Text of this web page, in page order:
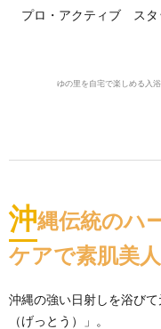
プロ・アクティブ ス
ゆの里を自宅で楽しめる入
沖縄伝統のハ
ケアで素肌美人
沖縄の強い日射しを浴び
（げっとう）」。